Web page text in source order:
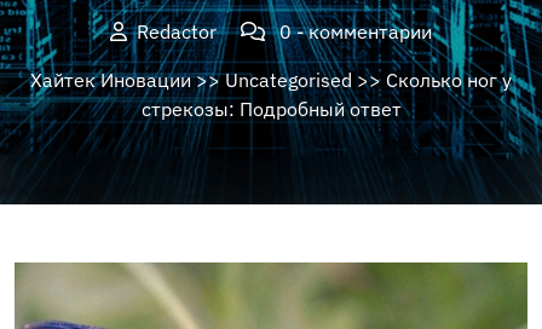
Redactor
0 - комментарии
Хайтек Иновации>>Uncategorised >> Сколько ног у
стрекозы: Подробный ответ